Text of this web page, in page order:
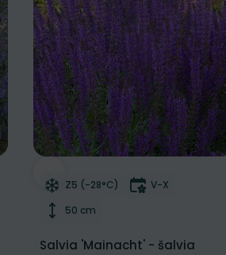
Odober do zoznamu želaní
Mrazuvzdornosť
Z5 (-28°C) Doba kvitnutia
V-X
Výška rastliny
50 cm
Salvia 'Mainacht' - šalvia